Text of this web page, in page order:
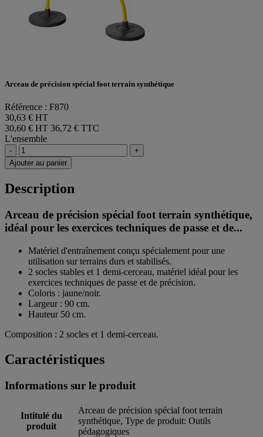
Arceau de précision spécial foot terrain synthétique
Référence : F870
30,63 € HT
30,60 € HT 36,72 € TTC
L'ensemble
-
+
Ajouter au panier
Description
Arceau de précision spécial foot terrain synthétique,
idéal pour les exercices techniques de passe et de...
Matériel d'entraînement conçu spécialement pour une
utilisation sur terrains durs et stabilisés.
2 socles stables et 1 demi-cerceau, matériel idéal pour les
exercices techniques de passe et de précision.
Coloris : jaune/noir.
Largeur : 90 cm.
Hauteur 50 cm.
Composition : 2 socles et 1 demi-cerceau.
Caractéristiques
Informations sur le produit
Intitulé du
produit
Arceau de précision spécial foot terrain
synthétique, Type de produit: Outils
pédagogiques